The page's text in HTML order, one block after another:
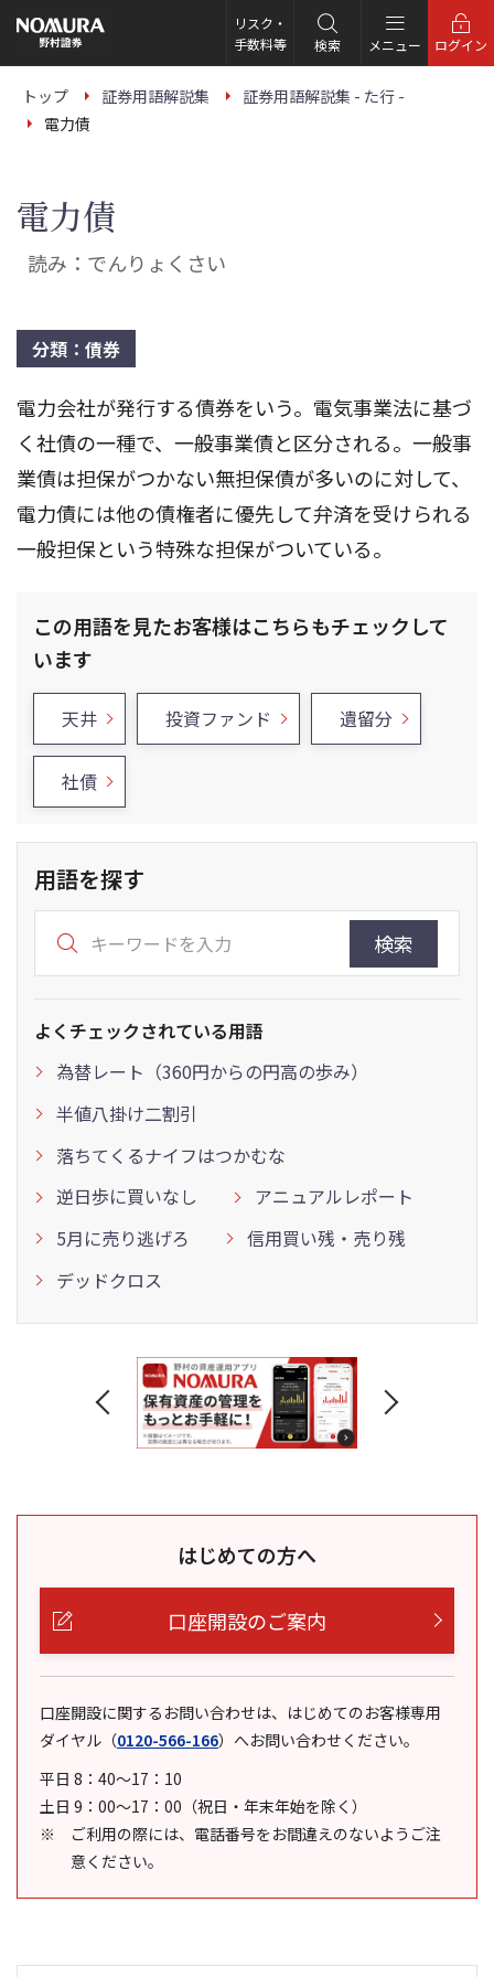
の
ー
リスク・
手数料等
検索 メニュー ログイン
トップ 証券用語解説集
証券用語解説集 - た行 -
電力債
電力債
読み：でんりょくさい
分類：債券
電力会社が発行する債券をいう。電気事業法に基づ
く社債の一種で、一般事業債と区分される。一般事
業債は担保がつかない無担保債が多いのに対して、
電力債には他の債権者に優先して弁済を受けられる
一般担保という特殊な担保がついている。
この用語を見たお客様はこちらもチェックして
います
天井 投資ファンド 遺留分
社債
用語を探す
検索
よくチェックされている用語
為替レート（360円からの円高の歩み）
半値八掛け二割引
落ちてくるナイフはつかむな
逆日歩に買いなし
アニュアルレポート
5月に売り逃げろ
信用買い残・売り残
デッドクロス
はじめての方へ
口座開設のご案内
口座開設に関するお問い合わせは、はじめてのお客様専用
ダイヤル （0120-566-166） へお問い合わせください。
平日 8：40～17：10
土日 9：00～17：00（祝日・年末年始を除く）
ご利用の際には、電話番号をお間違えのないようご注
意ください。